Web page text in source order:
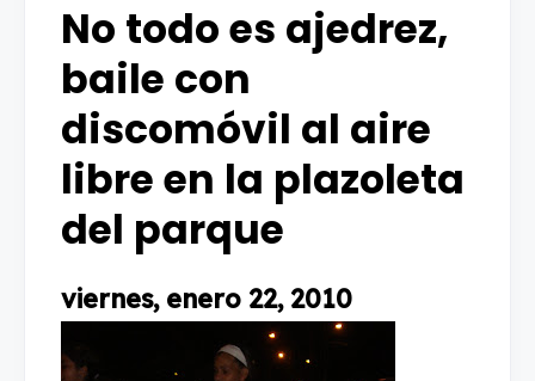
No todo es ajedrez,
baile con
discomóvil al aire
libre en la plazoleta
del parque
viernes, enero 22, 2010